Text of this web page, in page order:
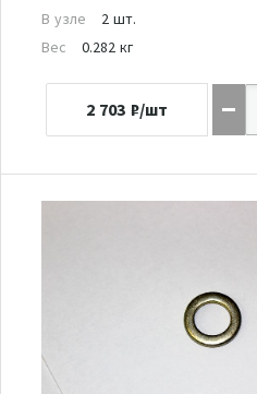
В узле
2 шт.
Вес
0.282 кг
2 703 ₽/шт